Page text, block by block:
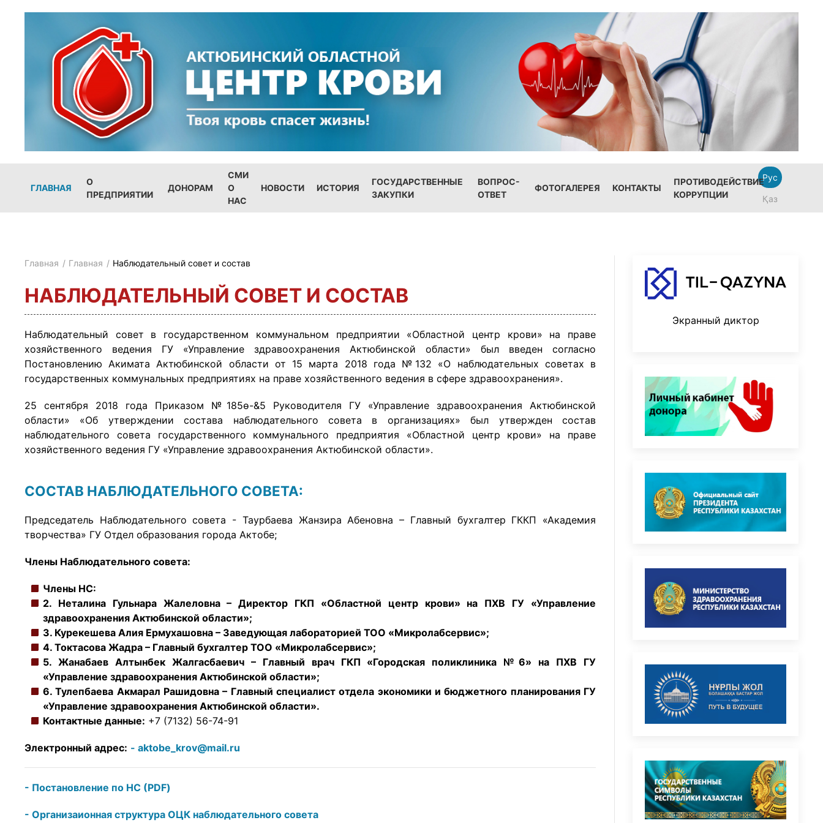
ГЛАВНАЯ
О
ПРЕДПРИЯТИИ
ДОНОРАМ
СМИ
О
НАС
НОВОСТИ ИСТОРИЯ
ГОСУДАРСТВЕННЫЕ
ЗАКУПКИ
ВОПРОС-
ОТВЕТ
ФОТОГАЛЕРЕЯ КОНТАКТЫ
ПРОТИВОДЕЙСТВИЕ
КОРРУПЦИИ
Рус
Қаз
Главная Главная Наблюдательный совет и состав
НАБЛЮДАТЕЛЬНЫЙ СОВЕТ И СОСТАВ
Наблюдательный совет в государственном коммунальном предприятии «Областной центр крови» на праве
хозяйственного ведения ГУ «Управление здравоохранения Актюбинской области» был введен согласно
Постановлению Акимата Актюбинской области от 15 марта 2018 года №132 «О наблюдательных советах в
государственных коммунальных предприятиях на праве хозяйственного ведения в сфере здравоохранения».
25 сентября 2018 года Приказом №185ө-&5 Руководителя ГУ «Управление здравоохранения Актюбинской
области» «Об утверждении состава наблюдательного совета в организациях» был утвержден состав
наблюдательного совета государственного коммунального предприятия «Областной центр крови» на праве
хозяйственного ведения ГУ «Управление здравоохранения Актюбинской области».
СОСТАВ НАБЛЮДАТЕЛЬНОГО СОВЕТА:
Председатель Наблюдательного совета - Таурбаева Жанзира Абеновна – Главный бухгалтер ГККП «Академия
творчества» ГУ Отдел образования города Актобе;
Члены Наблюдательного совета:
Члены НС:
2. Неталина Гульнара Жалеловна – Директор ГКП «Областной центр крови» на ПХВ ГУ «Управление
здравоохранения Актюбинской области»;
3. Курекешева Алия Ермухашовна – Заведующая лабораторией ТОО «Микролабсервис»;
4. Токтасова Жадра – Главный бухгалтер ТОО «Микролабсервис»;
5. Жанабаев Алтынбек Жалгасбаевич – Главный врач ГКП «Городская поликлиника №6» на ПХВ ГУ
«Управление здравоохранения Актюбинской области»;
6. Тулепбаева Акмарал Рашидовна – Главный специалист отдела экономики и бюджетного планирования ГУ
«Управление здравоохранения Актюбинской области».
Контактные данные: +7 (7132) 56-74-91
Электронный адрес: aktobe_krov@mail.ru
Постановление по НС (PDF)
Организаионная структура ОЦК наблюдательного совета
Экранный диктор